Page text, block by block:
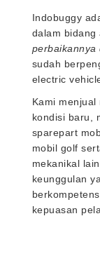
Indobuggy
dalam bidang
sudah
electric
Kami
kondisi baru,
sparepart
mobil golf
mekanikal
keunggulan
kepuasan